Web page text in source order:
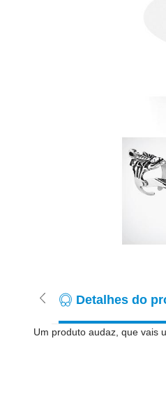
Detalhes do
Um produto audaz, que vais